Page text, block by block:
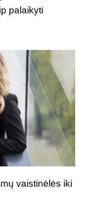
palaikyti
vaistinėlės iki